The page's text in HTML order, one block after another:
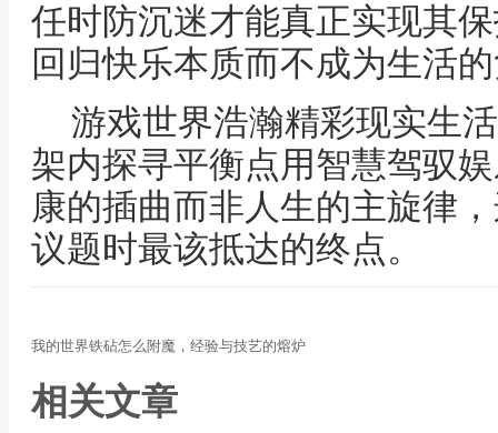
任时防沉迷才能真正实现其
回归快乐本质而不成为生活
游戏世界浩瀚精彩现实生
架内探寻平衡点用智慧驾驭
康的插曲而非人生的主旋律
议题时最该抵达的终点。
我的世界铁砧怎么附魔，经验与技艺的熔炉
相关文章